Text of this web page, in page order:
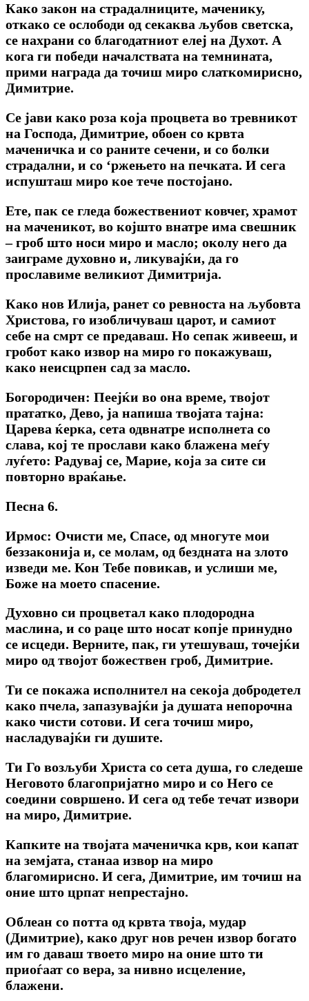
Како закон на страдалниците, маченику,
откако се ослободи од секаква љубов светска,
се нахрани со благодатниот елеј на Духот. А
кога ги победи началствата на темнината,
прими награда да точиш миро слаткомирисно,
Димитрие.
Се јави како роза која процвета во тревникот
на Господа, Димитрие, обоен со крвта
маченичка и со раните сечени, и со болки
страдални, и со ‘ржењето на печката. И сега
испушташ миро кое тече постојано.
Ете, пак се гледа божествениот ковчег, храмот
на маченикот, во којшто внатре има свешник
– гроб што носи миро и масло; околу него да
заиграме духовно и, ликувајќи, да го
прославиме великиот Димитрија.
Како нов Илија, ранет со ревноста на љубовта
Христова, го изобличуваш царот, и самиот
себе на смрт се предаваш. Но сепак живееш, и
гробот како извор на миро го покажуваш,
како неисцрпен сад за масло.
Богородичен: Пеејќи во она време, твојот
прататко, Дево, ја напиша твојата тајна:
Царева ќерка, сета одвнатре исполнета со
слава, кој те прослави како блажена меѓу
луѓето: Радувај се, Марие, која за сите си
повторно враќање.
Песна 6.
Ирмос: Очисти ме, Спасе, од многуте мои
беззаконија и, се молам, од бездната на злото
изведи ме. Кон Тебе повикав, и услиши ме,
Боже на моето спасение.
Духовно си процветал како плодородна
маслина, и со раце што носат копје принудно
се исцеди. Верните, пак, ги утешуваш, точејќи
миро од твојот божествен гроб, Димитрие.
Ти се покажа исполнител на секоја добродетел
како пчела, запазувајќи ја душата непорочна
како чисти сотови. И сега точиш миро,
насладувајќи ги душите.
Ти Го возљуби Христа со сета душа, го следеше
Неговото благопријатно миро и со Него се
соедини совршено. И сега од тебе течат извори
на миро, Димитрие.
Капките на твојата маченичка крв, кои капат
на земјата, станаа извор на миро
благомирисно. И сега, Димитрие, им точиш на
оние што црпат непрестајно.
Облеан со потта од крвта твоја, мудар
(Димитрие), како друг нов речен извор богато
им го даваш твоето миро на оние што ти
приоѓаат со вера, за нивно исцеление,
блажени.